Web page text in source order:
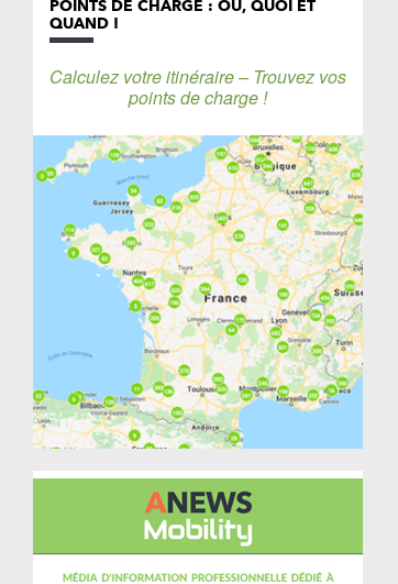
POINTS DE CHARGE : OÙ, QUOI ET
QUAND !
Calculez votre itinéraire – Trouvez vos
points de charge !